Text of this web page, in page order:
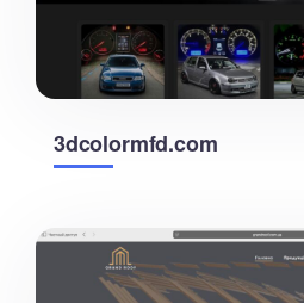
3dcolormfd.com